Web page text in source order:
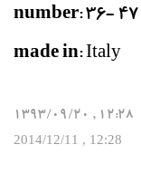
number: 36- 47
made in: Italy
12:28 , 1393/09/20
12:28 , 2014/12/11